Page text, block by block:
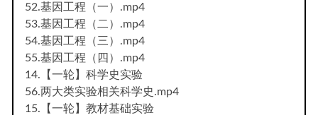
52.基因工程（一）.mp4
53.基因工程（二）.mp4
54.基因工程（三）.mp4
55.基因工程（四）.mp4
14.【一轮】科学史实验
56.两大类实验相关科学史.mp4
15.【一轮】教材基础实验